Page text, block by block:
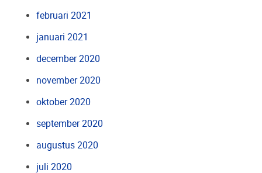
februari 2021
januari 2021
december 2020
november 2020
oktober 2020
september 2020
augustus 2020
juli 2020